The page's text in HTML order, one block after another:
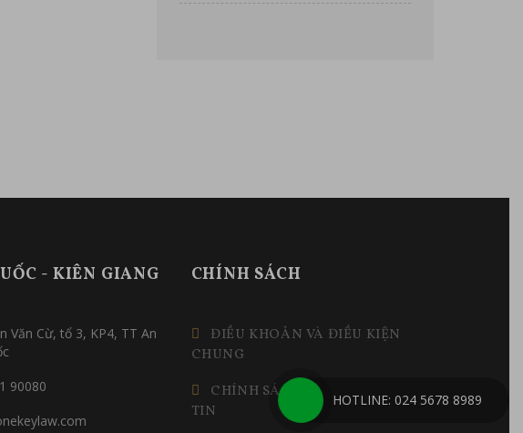
- KIÊN GIANG
Văn Cừ, tổ 3, KP4, TT An
90080
CHÍNH SÁCH
ĐIỀU KHOẢN VÀ ĐIỀU KIỆN
CHUNG
CHÍNH SÁCH BẢO MẬT THÔNG
TIN
HOTLINE: 024 5678 8989